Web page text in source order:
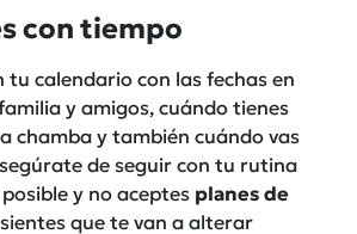
con tiempo
tu calendario con las fechas en
y amigos, cuándo tienes
chamba y también cuándo vas
de seguir con tu rutina
y no aceptes planes de
que te van a alterar